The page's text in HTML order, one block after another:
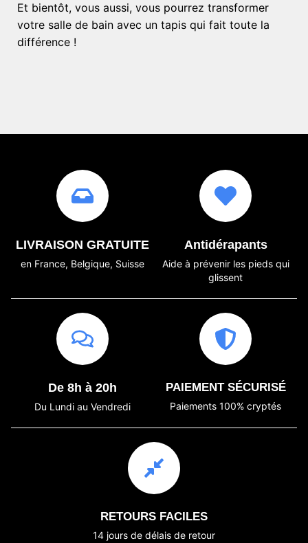
Et bientôt, vous aussi, vous pourrez transformer
votre salle de bain avec un tapis qui fait toute la
différence !
LIVRAISON GRATUITE
en France, Belgique, Suisse
Antidérapants
Aide à prévenir les pieds qui
glissent
De 8h à 20h
Du Lundi au Vendredi
PAIEMENT SÉCURISÉ
Paiements 100% cryptés
RETOURS FACILES
14 jours de délais de retour